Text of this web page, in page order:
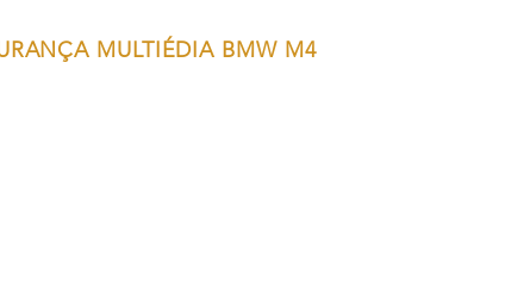
MULTIÉDIA BMW M4